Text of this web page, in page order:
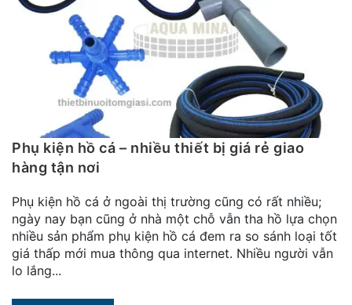
Phụ kiện hồ cá – nhiều thiết bị giá rẻ giao
hàng tận nơi
Phụ kiện hồ cá ở ngoài thị trường cũng có rất nhiều;
ngày nay bạn cũng ở nhà một chỗ vẫn tha hồ lựa chọn
nhiều sản phẩm phụ kiện hồ cá đem ra so sánh loại tốt
giá thấp mới mua thông qua internet. Nhiều người vẫn
lo lắng...